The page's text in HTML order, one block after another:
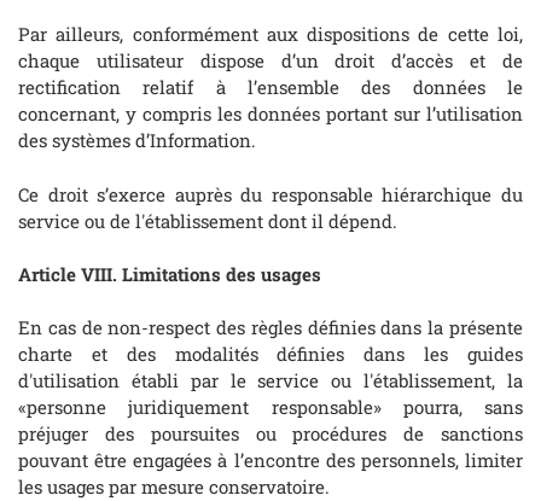
Par ailleurs, conformément aux dispositions de cette loi,
chaque utilisateur dispose d’un droit d’accès et de
rectification relatif à l’ensemble des données le
concernant, y compris les données portant sur l’utilisation
des systèmes d’Information.
Ce droit s’exerce auprès du responsable hiérarchique du
service ou de l'établissement dont il dépend.
Article VIII. Limitations des usages
En cas de non-respect des règles définies dans la présente
charte et des modalités définies dans les guides
d'utilisation établi par le service ou l'établissement, la
«personne juridiquement responsable» pourra, sans
préjuger des poursuites ou procédures de sanctions
pouvant être engagées à l’encontre des personnels, limiter
les usages par mesure conservatoire.